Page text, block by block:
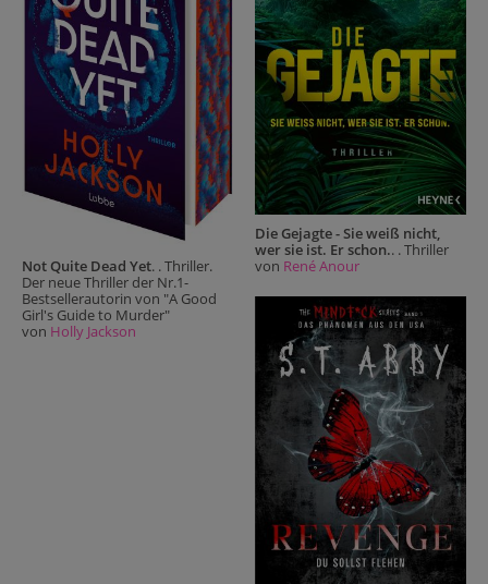
Not Quite Dead Yet. . Thriller.
Der neue Thriller der Nr.1-
Bestsellerautorin von "A Good
Girl's Guide to Murder"
von Holly Jackson
Die Gejagte - Sie weiß nicht,
wer sie ist. Er schon.. . Thriller
von René Anour